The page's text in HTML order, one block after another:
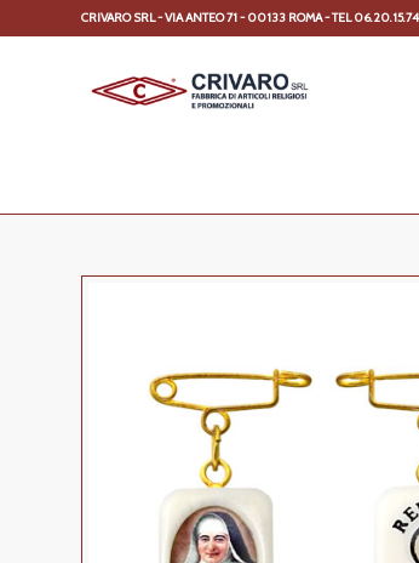
CRIVARO SRL - VIA ANTEO 71 - 00133 ROMA - TEL